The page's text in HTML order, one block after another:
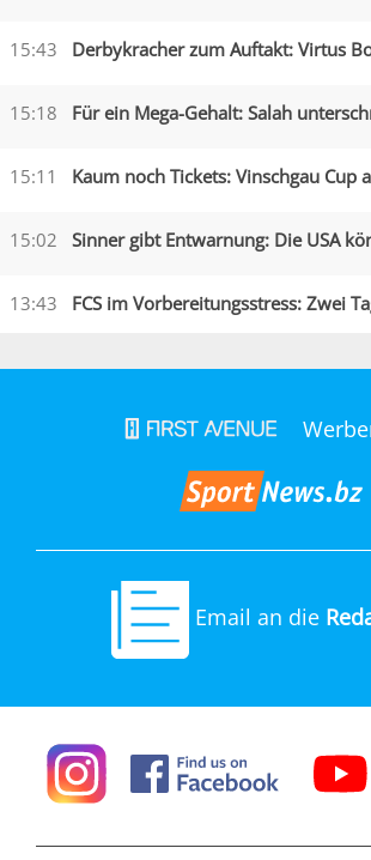
15:43
15:18 Für ein Mega-Gehalt: Salah
15:11 Kaum noch Tickets: Vinschgau Cup
15:02 Sinner gibt Entwarnung: Die USA
13:43 FCS im Vorbereitungsstress: Zwei
Email an die